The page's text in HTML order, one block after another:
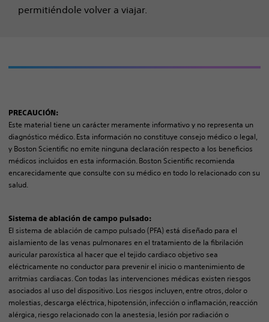
permitiéndole volver a viajar.
PRECAUCIÓN:
Este material tiene un carácter meramente informativo y no representa un
diagnóstico médico. Esta información no constituye consejo médico o legal,
y Boston Scientific no emite ninguna declaración respecto a los beneficios
médicos incluidos en esta información. Boston Scientific recomienda
encarecidamente que consulte con su médico en todo lo relacionado con su
salud.
Sistema de ablación de campo pulsado:
El sistema de ablación de campo pulsado (PFA) está diseñado para el
aislamiento de las venas pulmonares en el tratamiento de la fibrilación
auricular paroxística al hacer que el tejido cardiaco objetivo sea
eléctricamente no conductor para prevenir el inicio o mantenimiento de
arritmias cardiacas. Con todas las intervenciones médicas existen riesgos
asociados al uso del dispositivo. Los riesgos incluyen, entre otros, dolor o
molestias, descarga eléctrica, hipotensión, infección o inflamación, reacción
alérgica, riesgo relacionado con la anestesia, lesión por radiación o